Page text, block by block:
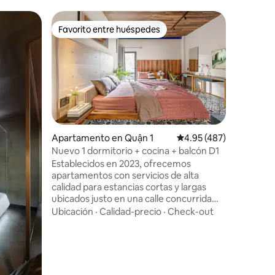
Favorito entre huéspedes
Favorito entre huéspedes
Apartamento en Quận 1 Calificación promedio:
4.95 (487)
Nuevo 1 dormitorio + cocina + balcón D1
Establecidos en 2023, ofrecemos
apartamentos con servicios de alta
calidad para estancias cortas y largas
ubicados justo en una calle concurrida
con famosas cafeterías, restaurantes,
Ubicación · Calidad-precio · Check-out